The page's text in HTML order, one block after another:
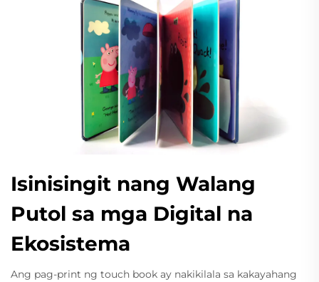
Isinisingit nang Walang
Putol sa mga Digital na
Ekosistema
Ang pag-print ng touch book ay nakikilala sa kakayahang